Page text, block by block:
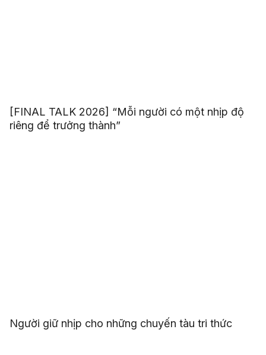
[FINAL TALK 2026] “Mỗi người có một nhịp độ
riêng để trưởng thành”
Người giữ nhịp cho những chuyến tàu tri thức